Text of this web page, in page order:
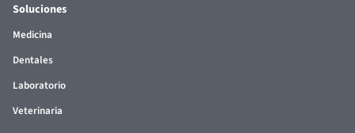
Soluciones
Medicina
Dentales
Laboratorio
Veterinaria